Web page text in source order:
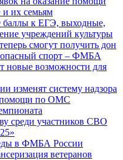
их семьям
баллы к ЕГЭ, выходные,
учреждений культуры
смогут получить дон
спорт – ФМБА
новые возможности для
изменят систему надзора
по ОМС
среди участников СВО
в ФМБА России
ветеранов